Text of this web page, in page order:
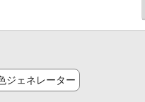
ジェネレーター